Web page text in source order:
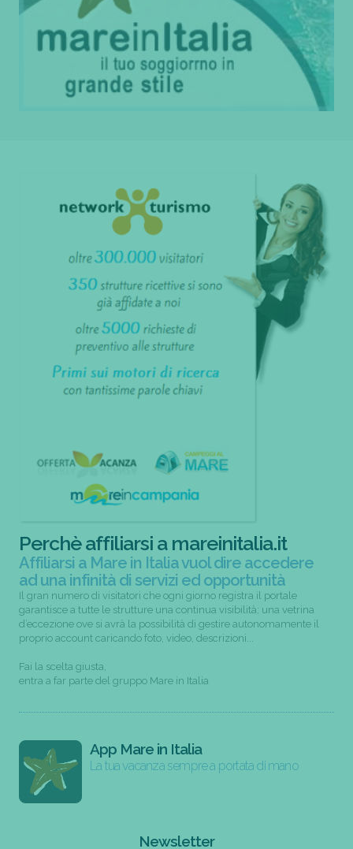
Perchè affiliarsi a mareinitalia.it
Affiliarsi a Mare in Italia vuol dire accedere
ad una infinità di servizi ed opportunità
Il gran numero di visitatori che ogni giorno registra il portale
garantisce a tutte le strutture una continua visibilità; una vetrina
d’eccezione ove si avrà la possibilità di gestire autonomamente il
proprio account caricando foto, video, descrizioni...
Fai la scelta giusta,
entra a far parte del gruppo Mare in Italia
App Mare in Italia
La tua vacanza sempre a portata di mano
Newsletter